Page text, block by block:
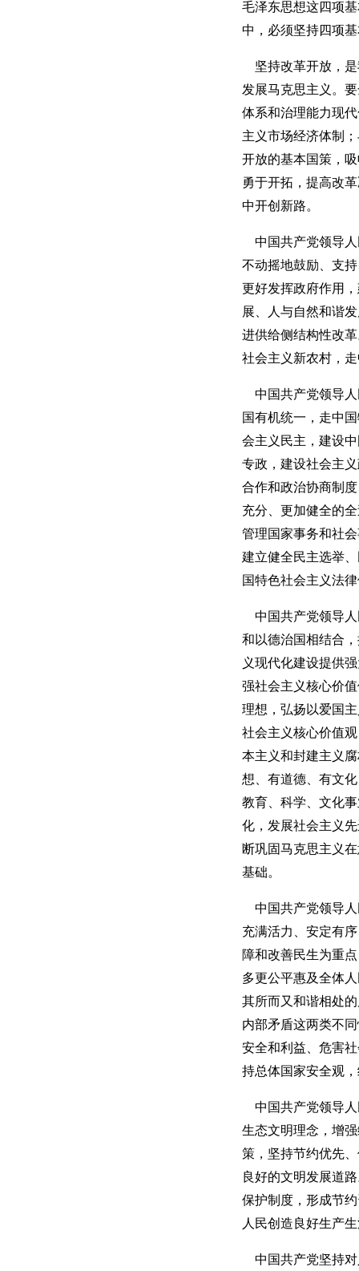
毛泽东思想这四项
中，必须坚持四项
坚持改革开放，是
发展马克思主义。
体系和治理能力现
主义市场经济体制
开放的基本国策，
勇于开拓，提高改
中开创新路。
中国共产党领导人
不动摇地鼓励、支
更好发挥政府作用
展、人与自然和谐
进供给侧结构性改
社会主义新农村，
中国共产党领导人
国有机统一，走中
会主义民主，建设
专政，建设社会主
合作和政治协商制
充分、更加健全的
管理国家事务和社
建立健全民主选举
国特色社会主义法
中国共产党领导人
和以德治国相结合
义现代化建设提供
强社会主义核心价
理想，弘扬以爱国
社会主义核心价值
本主义和封建主义
想、有道德、有文
教育、科学、文化
化，发展社会主义
断巩固马克思主义
基础。
中国共产党领导人
充满活力、安定有
障和改善民生为重
多更公平惠及全体
其所而又和谐相处
内部矛盾这两类不
安全和利益、危害
持总体国家安全观
中国共产党领导人
生态文明理念，增
策，坚持节约优先
良好的文明发展道
保护制度，形成节
人民创造良好生产
中国共产党坚持对